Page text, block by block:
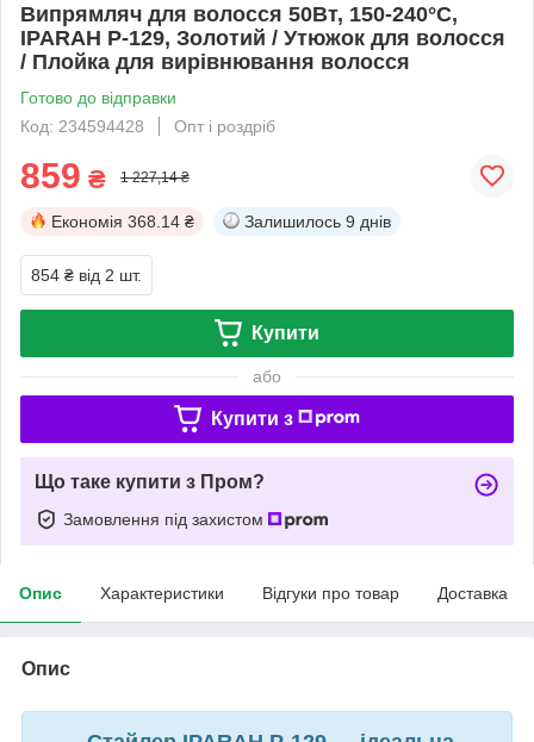
Випрямляч для волосся 50Вт, 150-240°C,
IPARAH P-129, Золотий / Утюжок для волосся
/ Плойка для вирівнювання волосся
Готово до відправки
Код: 234594428
Опт і роздріб
859 ₴ 1 227,14 ₴
Економія 368.14 ₴ Залишилось 9 днів
854 ₴ від 2 шт.
Купити
або
Купити з
Що таке купити з Пром?
Замовлення під захистом
Опис Характеристики Відгуки про товар Доставка
Опис